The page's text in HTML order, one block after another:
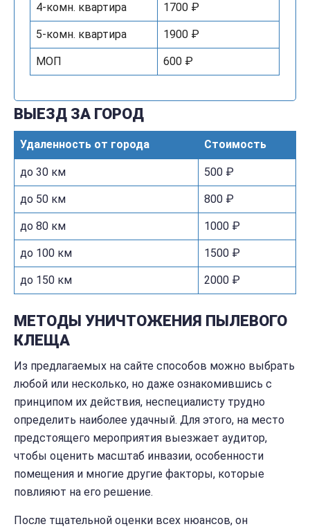
4-комн. квартира 1700 ₽
5-комн. квартира 1900 ₽
МОП 600 ₽
ВЫЕЗД ЗА ГОРОД
Удаленность от города Стоимость
до 30 км 500 ₽
до 50 км 800 ₽
до 80 км 1000 ₽
до 100 км 1500 ₽
до 150 км 2000 ₽
МЕТОДЫ УНИЧТОЖЕНИЯ ПЫЛЕВОГО
КЛЕЩА
Из предлагаемых на сайте способов можно выбрать
любой или несколько, но даже ознакомившись с
принципом их действия, неспециалисту трудно
определить наиболее удачный. Для этого, на место
предстоящего мероприятия выезжает аудитор,
чтобы оценить масштаб инвазии, особенности
помещения и многие другие факторы, которые
повлияют на его решение.
После тщательной оценки всех нюансов, он